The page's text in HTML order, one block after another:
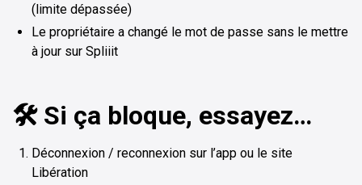
(limite dépassée)
Le propriétaire a changé le mot de passe sans le mettre
à jour sur Spliiit
🛠️ Si ça bloque, essayez…
Déconnexion / reconnexion sur l’app ou le site
Libération